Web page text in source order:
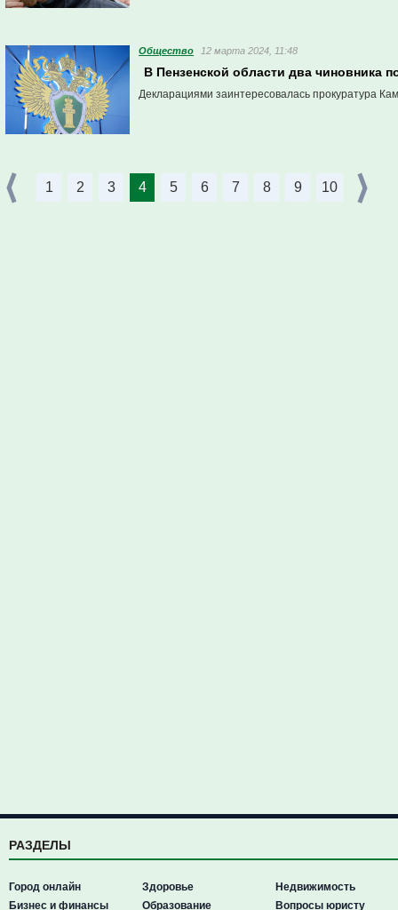
Общество 12 марта 2024, 11:48
В Пензенской области два чиновника
Декларациями заинтересовалась прокуратура
1 2 3 4 5 6 7 8 9 10
РАЗДЕЛЫ
Город онлайн
Бизнес и финансы
Здоровье
Образование
Недвижимость
Вопросы юристу